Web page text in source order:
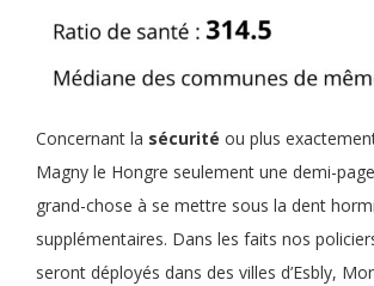
Concernant la sécurité ou plus
Magny le Hongre seulement une demi-
grand-chose à se mettre sous la dent
supplémentaires. Dans les faits nos
seront déployés dans des villes d’Esbly,